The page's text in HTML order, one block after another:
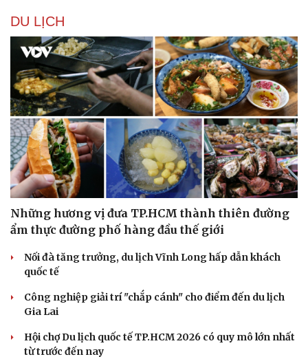
DU LỊCH
Những hương vị đưa TP.HCM thành thiên đường
ẩm thực đường phố hàng đầu thế giới
Nối đà tăng trưởng, du lịch Vĩnh Long hấp dẫn khách
quốc tế
Công nghiệp giải trí "chắp cánh" cho điểm đến du lịch
Gia Lai
Hội chợ Du lịch quốc tế TP.HCM 2026 có quy mô lớn nhất
từ trước đến nay